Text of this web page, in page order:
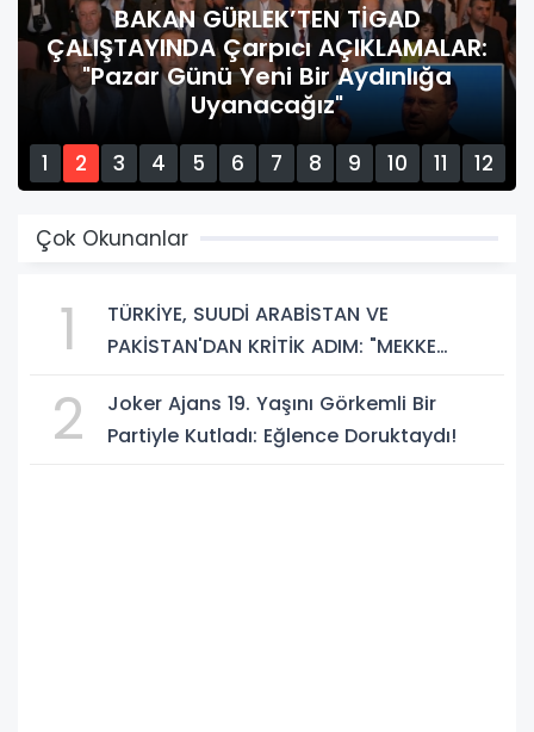
TİGAD
AÇIKLAMALAR:
Aydınlığa
Bakan
Gazeteciliğine Kritik
Çatı Altında
Düzenlemeye
1 2 3 4 5 6 7 8 9 10 11
12
Çok Okunanlar
1
TÜRKİYE, SUUDİ ARABİSTAN VE
PAKİSTAN'DAN KRİTİK ADIM: "MEKKE
2
Joker Ajans 19. Yaşını Görkemli Bir
Partiyle Kutladı: Eğlence Doruktaydı!